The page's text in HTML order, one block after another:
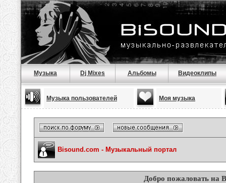
Музыка Dj Mixes Альбомы Видеоклипы
Музыка пользователей Моя музыка
Bisound.com - Музыкальный портал
Добро пожаловать на